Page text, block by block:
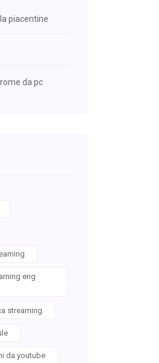
piacentine
da pc
eng
streaming
da youtube